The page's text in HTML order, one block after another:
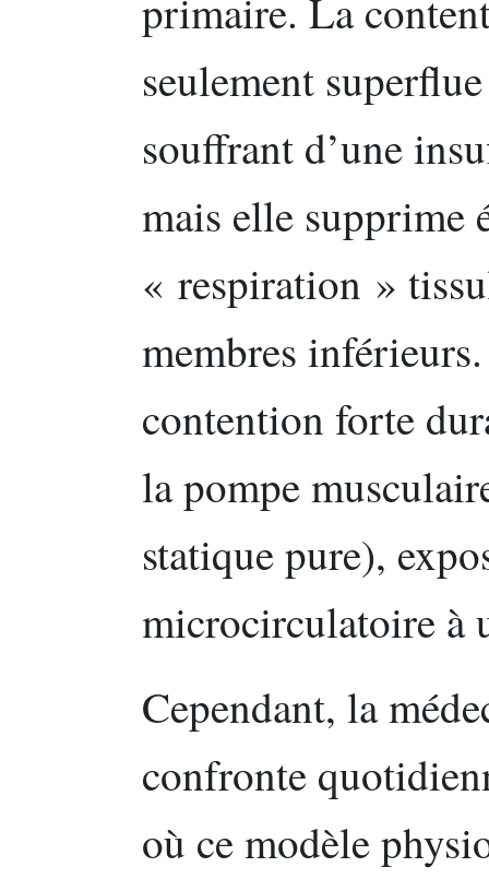
primaire. La
seulement
souffrant d’une
mais elle supprime
« respiration »
membres
contention forte
la pompe
statique pure),
microcirculatoire à
Cependant, la
confronte
où ce modèle